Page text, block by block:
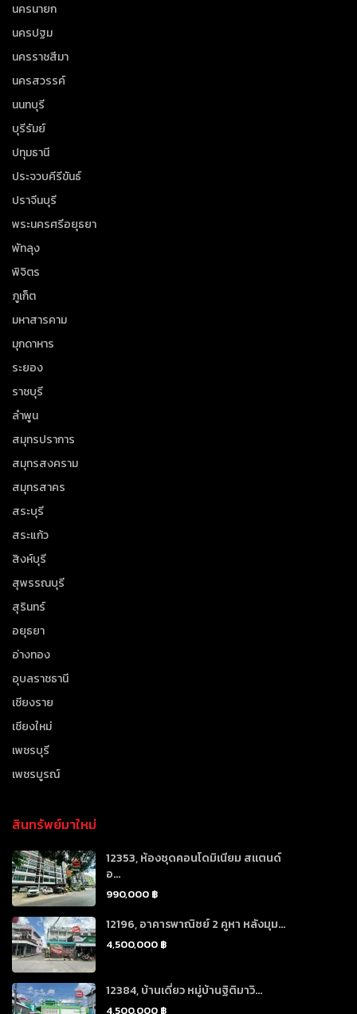
นครนายก
นครปฐม
นครราชสีมา
นครสวรรค์
นนทบุรี
บุรีรัมย์
ปทุมธานี
ประจวบคีรีขันธ์
ปราจีนบุรี
พระนครศรีอยุธยา
พัทลุง
พิจิตร
ภูเก็ต
มหาสารคาม
มุกดาหาร
ระยอง
ราชบุรี
ลำพูน
สมุทรปราการ
สมุทรสงคราม
สมุทรสาคร
สระบุรี
สระแก้ว
สิงห์บุรี
สุพรรณบุรี
สุรินทร์
อยุธยา
อ่างทอง
อุบลราชธานี
เชียงราย
เชียงใหม่
เพชรบุรี
เพชรบูรณ์
สินทรัพย์มาใหม่
12353, ห้องชุดคอนโดมิเนียม สแตนด์
อ...
990,000 ฿
12196, อาคารพาณิชย์ 2 คูหา หลังมุม...
4,500,000 ฿
12384, บ้านเดี่ยว หมู่บ้านฐิติมาวิ...
4,500,000 ฿